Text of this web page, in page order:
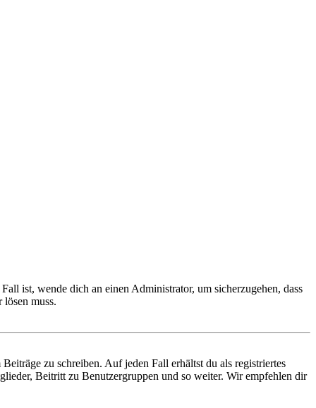
ist, wende dich an einen Administrator, um sicherzugehen, dass
muss.
zu schreiben. Auf jeden Fall erhältst du als registriertes
Beitritt zu Benutzergruppen und so weiter. Wir empfehlen dir